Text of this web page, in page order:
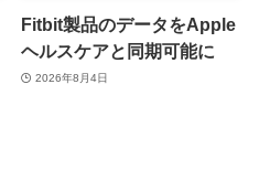
Fitbit製品のデータをApple
ヘルスケアと同期可能に
2026年8月4日